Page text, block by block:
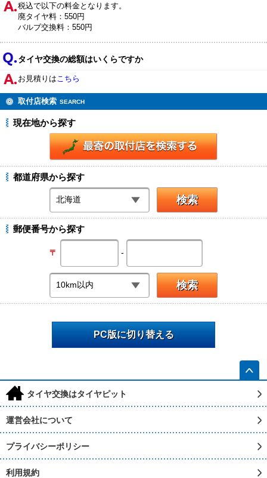
税込で以下の料金となります。
廃タイヤ料：550円
バルブ交換料：550円
タイヤ交換の総額はいくらですか
お見積りはこちら
取付店検索 SEARCH
現在地から探す
都道府県から探す
郵便番号から探す
〒 -
PC版に切り替える
h タイヤ交換はタイヤピット
運営会社について
プライバシーポリシー
利用規約